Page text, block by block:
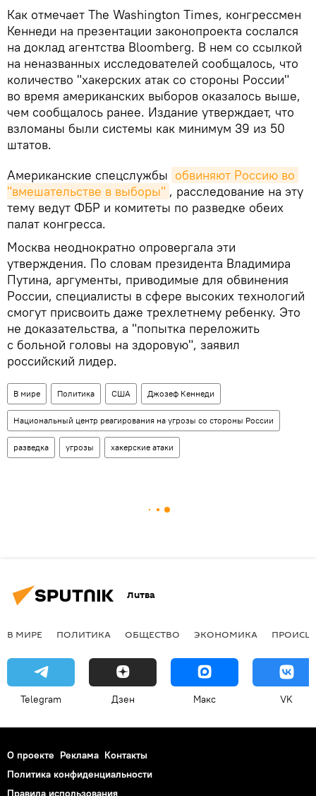
Как отмечает The Washington Times, конгрессмен
Кеннеди на презентации законопроекта сослался
на доклад агентства Bloomberg. В нем со ссылкой
на неназванных исследователей сообщалось, что
количество "хакерских атак со стороны России"
во время американских выборов оказалось выше,
чем сообщалось ранее. Издание утверждает, что
взломаны были системы как минимум 39 из 50
штатов.
Американские спецслужбы обвиняют Россию во
"вмешательстве в выборы" , расследование на эту
тему ведут ФБР и комитеты по разведке обеих
палат конгресса.
Москва неоднократно опровергала эти
утверждения. По словам президента Владимира
Путина, аргументы, приводимые для обвинения
России, специалисты в сфере высоких технологий
смогут присвоить даже трехлетнему ребенку. Это
не доказательства, а "попытка переложить
с больной головы на здоровую", заявил
российский лидер.
В мире Политика США Джозеф Кеннеди
Национальный центр реагирования на угрозы со стороны России
разведка угрозы хакерские атаки
Литва
В МИРЕ ПОЛИТИКА ОБЩЕСТВО ЭКОНОМИКА
Telegram Дзен Макс VK
О проекте Реклама Контакты
Политика конфиденциальности
Правила использования